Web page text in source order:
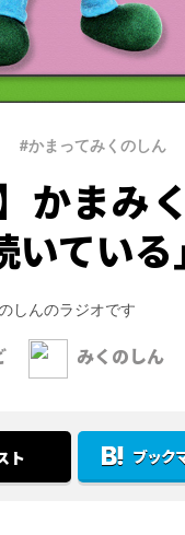
#かまってみくのしん
かまみ
ている
しんのラジオです
みくのしん
ト ブック